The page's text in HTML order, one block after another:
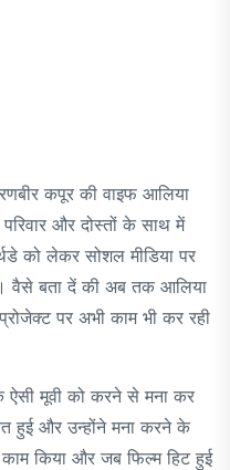
कपूर की वाइफ आलिया
और दोस्तों के साथ में
को लेकर सोशल मीडिया पर
वैसे बता दें की अब तक आलिया
पर अभी काम भी कर रही
ऐसी मूवी को करने से मना कर
हुई और उन्होंने मना करने के
किया और जब फिल्म हिट हुई